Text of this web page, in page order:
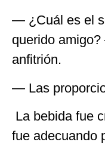
― ¿Cuál es el
querido
anfitrión.
― Las
La bebida fue
fue adecuando